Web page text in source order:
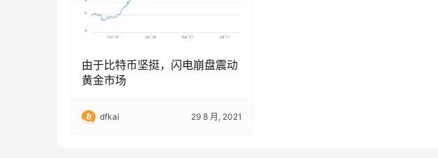
由于比特币坚挺，闪电崩盘震动
黄金市场
dfkai 29 8 月, 2021